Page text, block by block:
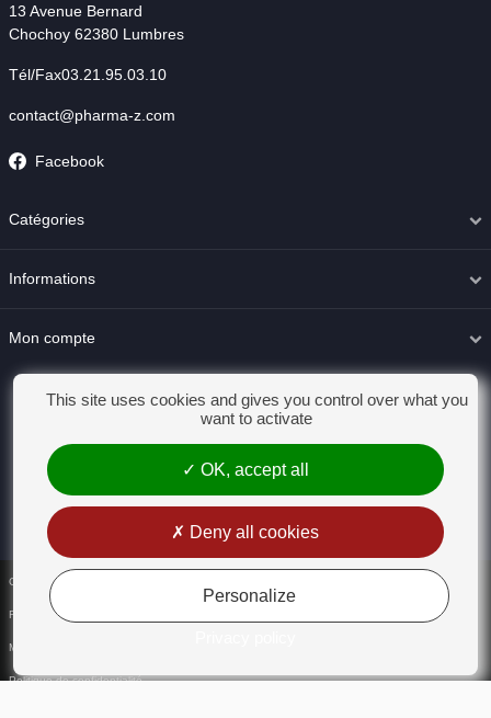
13 Avenue Bernard
Chochoy 62380 Lumbres
Tél/Fax03.21.95.03.10
contact@pharma-z.com
Facebook
Catégories
Informations
Mon compte
Conditions générales de vente
Rétractation
Mentions légales
Politique de confidentialité
This site uses cookies and gives you control over what you
want to activate
OK, accept all
Deny all cookies
Personalize